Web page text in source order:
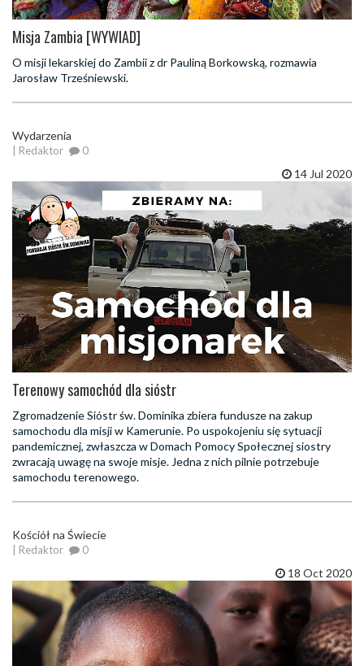
Misja Zambia [WYWIAD]
O misji lekarskiej do Zambii z dr Pauliną Borkowską, rozmawia
Jarosław Trześniewski.
Wydarzenia
| Redaktor 0
14 Jul 2020
Terenowy samochód dla sióstr
Zgromadzenie Sióstr św. Dominika zbiera fundusze na zakup
samochodu dla misji w Kamerunie. Po uspokojeniu się sytuacji
pandemicznej, zwłaszcza w Domach Pomocy Społecznej siostry
zwracają uwagę na swoje misje. Jedna z nich pilnie potrzebuje
samochodu terenowego.
Kościół na Świecie
| Redaktor 0
18 Oct 2020